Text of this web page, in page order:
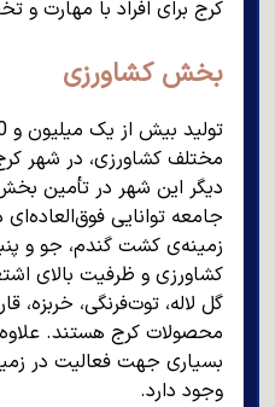
کرج برای افراد با مهارت
بخش کشاورزی
مختلف کشاورزی، در شهر
دیگر این شهر در تأمین
جامعه توانایی
زمینه‌ی کشت گندم، جو و
کشاورزی و ظرفیت بالای
گل لاله، توت‌فرنگی، خربزه،
محصولات کرج هستند.
بسیاری جهت فعالیت در
وجود دارد.